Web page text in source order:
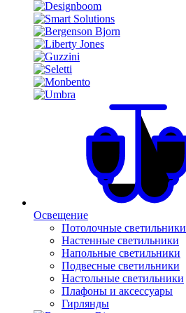
Освещение
Потолочные светильники
Настенные светильники
Напольные светильники
Подвесные светильники
Настольные светильники
Плафоны и аксессуары
Гирлянды